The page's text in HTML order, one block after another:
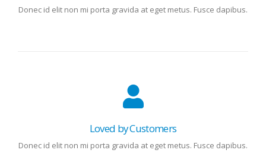
Donec id elit non mi porta gravida at eget metus. Fusce dapibus.
Loved by Customers
Donec id elit non mi porta gravida at eget metus. Fusce dapibus.